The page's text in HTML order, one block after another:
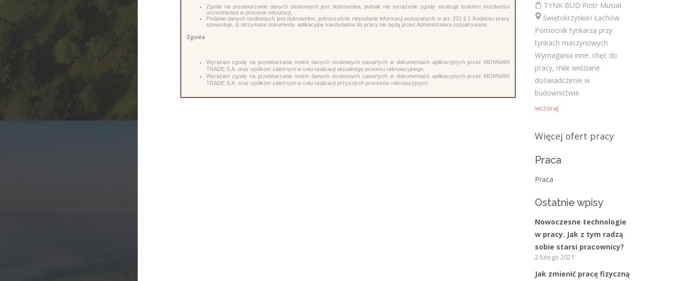
Najnowsze komentarze
Obcokrajowcy w
świętokrzyskim
-Obcokrajowcy w
świętokrzyskim
Aktywizacja zawodowa osób
czytelnik-Aktywizacja zawodowa osób
województwie świętokrzyskim
Kategorie
Bieżące informacje
Struktura zatrudnienia
Zgoda na przetwarzanie danych osobowych jest dobrowolna, jednak nie wyrażenie zgody skutkuje brakiem możliwości
uczestnictwa w procesie rekrutacji;
Podanie danych osobowych jest dobrowolne, jednocześnie niepodanie informacji wskazanych w art. 221 § 1 Kodeksu pracy
spowoduje, iż otrzymane dokumenty aplikacyjne kandydatów do pracy nie będą przez Administratora rozpatrywane.
Zgoda
Wyrażam zgodę na przetwarzanie moich danych osobowych zawartych w dokumentach aplikacyjnych przez MONNARI
TRADE S.A. oraz spółkom zależnym w celu realizacji aktualnego procesu rekrutacyjnego.
Wyrażam zgodę na przetwarzanie moich danych osobowych zawartych w dokumentach aplikacyjnych przez MONNARI
TRADE S.A. oraz spółkom zależnym w celu realizacji przyszłych procesów rekrutacyjnych.
TYNK-BUD Piotr Musiał
świętokrzyskie/ Łachów
Pomocnik tynkarza przy
tynkach maszynowych
Wymagania inne: chęć do
pracy, mile widziane
doświadczenie w
budownictwie
wczoraj
Więcej ofert pracy
Praca
Praca
Ostatnie wpisy
Nowoczesne technologie
w pracy. Jak z tym radzą
sobie starsi pracownicy?
2 lutego 2021
Jak zmienić pracę fizyczną